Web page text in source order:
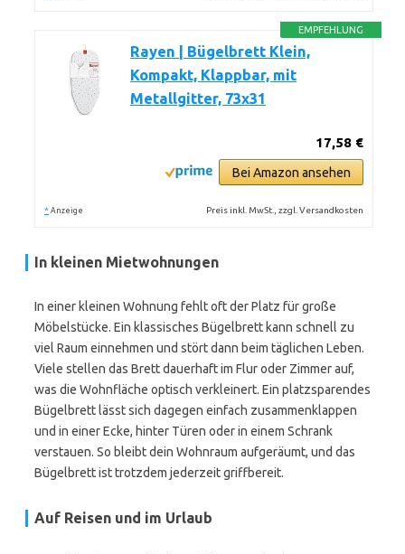
EMPFEHLUNG
Rayen | Bügelbrett Klein,
Kompakt, Klappbar, mit
Metallgitter, 73x31
17,58 €
Bei Amazon ansehen
* Anzeige Preis inkl. MwSt., zzgl. Versandkosten
In kleinen Mietwohnungen
In einer kleinen Wohnung fehlt oft der Platz für große
Möbelstücke. Ein klassisches Bügelbrett kann schnell zu
viel Raum einnehmen und stört dann beim täglichen Leben.
Viele stellen das Brett dauerhaft im Flur oder Zimmer auf,
was die Wohnfläche optisch verkleinert. Ein platzsparendes
Bügelbrett lässt sich dagegen einfach zusammenklappen
und in einer Ecke, hinter Türen oder in einem Schrank
verstauen. So bleibt dein Wohnraum aufgeräumt, und das
Bügelbrett ist trotzdem jederzeit griffbereit.
Auf Reisen und im Urlaub